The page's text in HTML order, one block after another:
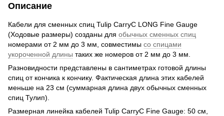
Описание
Кабели для сменных спиц Tulip CarryC LONG Fine Gauge
(Ходовые размеры) созданы для обычных сменных спиц
номерами от 2 мм до 3 мм, совместимы со спицами
укороченной длины таких же номеров от 2 мм до 3 мм.
Разновидности представлены в сантиметрах готовой длины
спиц от кончика к кончику. Фактическая длина этих кабелей
меньше на 23 см (суммарная длина двух обычных сменных
спиц Тулип).
Размерная линейка кабелей Tulip CarryC Fine Gauge: 50 см,